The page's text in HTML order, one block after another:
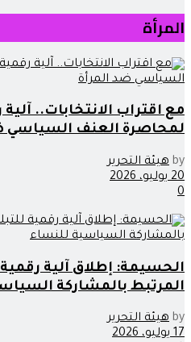
المرأة
مع اقتراب الانتخابات..
لمحاصرة العنف السياسي
by هيئة التحرير
20 يوليو، 2026
0
الحسيمة: إطلاق آلية
المرتبط بالمشاركة
by هيئة التحرير
17 يوليو، 2026